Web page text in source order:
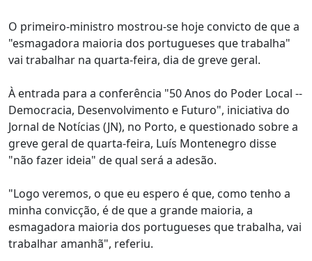
O primeiro-ministro mostrou-se hoje convicto de que a
"esmagadora maioria dos portugueses que trabalha"
vai trabalhar na quarta-feira, dia de greve geral.
À entrada para a conferência "50 Anos do Poder Local --
Democracia, Desenvolvimento e Futuro", iniciativa do
Jornal de Notícias (JN), no Porto, e questionado sobre a
greve geral de quarta-feira, Luís Montenegro disse
"não fazer ideia" de qual será a adesão.
"Logo veremos, o que eu espero é que, como tenho a
minha convicção, é de que a grande maioria, a
esmagadora maioria dos portugueses que trabalha, vai
trabalhar amanhã", referiu.